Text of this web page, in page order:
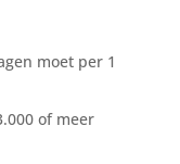
moet per 1
of meer